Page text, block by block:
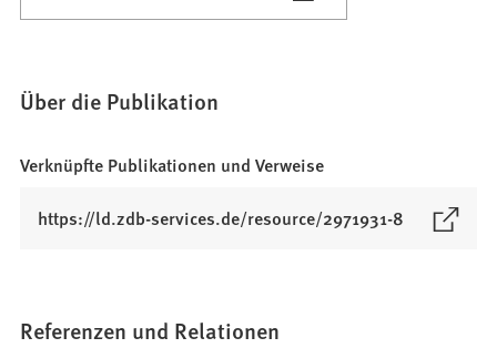
Über die Publikation
Verknüpfte Publikationen und Verweise
https://ld.zdb-services.de/resource/2971931-8
n
Referenzen und Relationen